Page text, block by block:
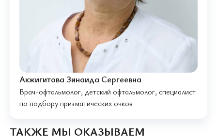
Акжигитова Зинаида Сергеевна
Врач-офтальмолог, детский офтальмолог, специалист
по подбору призматических очков
ТАКЖЕ МЫ ОКАЗЫВАЕМ